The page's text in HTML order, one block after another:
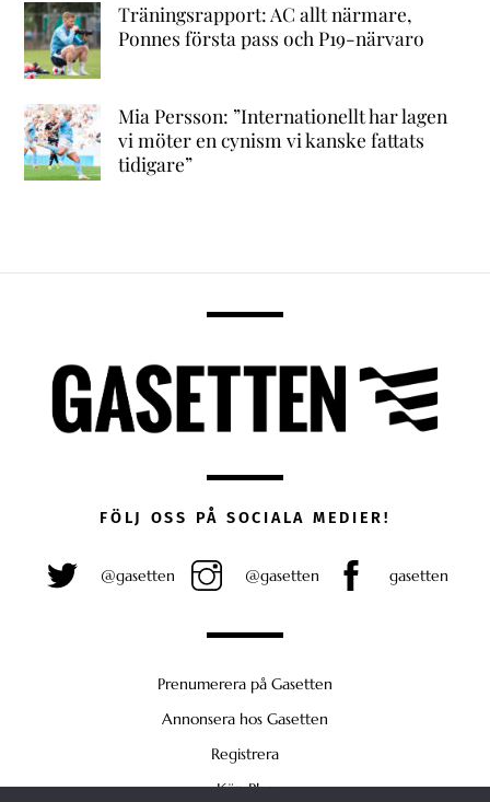
Träningsrapport: AC allt närmare,
Ponnes första pass och P19-närvaro
Mia Persson: ”Internationellt har lagen
vi möter en cynism vi kanske fattats
tidigare”
FÖLJ OSS PÅ SOCIALA MEDIER!
@gasetten @gasetten gasetten
Prenumerera på Gasetten
Annonsera hos Gasetten
Registrera
Köp Plus